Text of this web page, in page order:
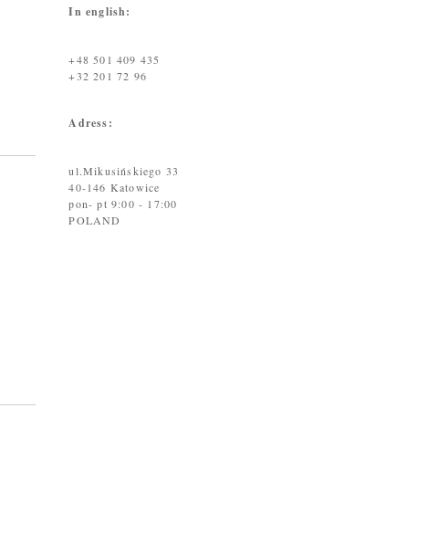
In english:
+48 501 409 435
+32 201 72 96
Adress:
ul.Mikusińskiego 33
40-146 Katowice
pon- pt 9:00 - 17:00
POLAND